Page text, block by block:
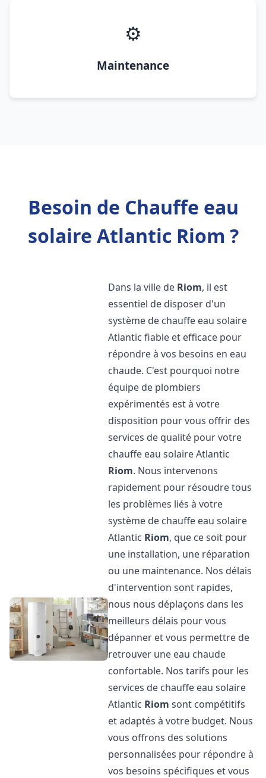
⚙️
Maintenance
Besoin de Chauffe eau
solaire Atlantic Riom ?
Dans la ville de Riom, il est
essentiel de disposer d'un
système de chauffe eau solaire
Atlantic fiable et efficace pour
répondre à vos besoins en eau
chaude. C'est pourquoi notre
équipe de plombiers
expérimentés est à votre
disposition pour vous offrir des
services de qualité pour votre
chauffe eau solaire Atlantic
Riom. Nous intervenons
rapidement pour résoudre tous
les problèmes liés à votre
système de chauffe eau solaire
Atlantic Riom, que ce soit pour
une installation, une réparation
ou une maintenance. Nos délais
d'intervention sont rapides,
nous nous déplaçons dans les
meilleurs délais pour vous
dépanner et vous permettre de
retrouver une eau chaude
confortable. Nos tarifs pour les
services de chauffe eau solaire
Atlantic Riom sont compétitifs
et adaptés à votre budget. Nous
vous offrons des solutions
personnalisées pour répondre à
vos besoins spécifiques et vous